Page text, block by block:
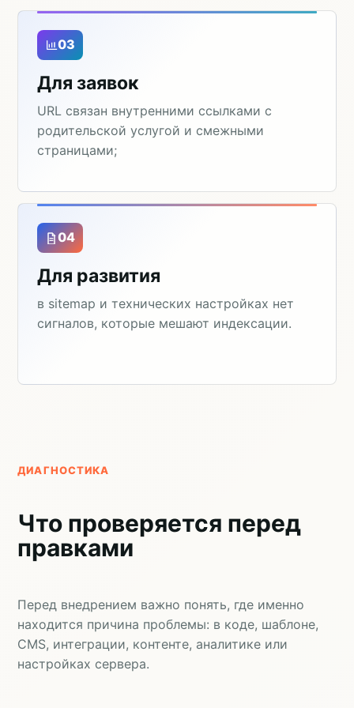
03
Для заявок
URL связан внутренними ссылками с
родительской услугой и смежными
страницами;
04
Для развития
в sitemap и технических настройках нет
сигналов, которые мешают индексации.
ДИАГНОСТИКА
Что проверяется перед
правками
Перед внедрением важно понять, где именно
находится причина проблемы: в коде, шаблоне,
CMS, интеграции, контенте, аналитике или
настройках сервера.